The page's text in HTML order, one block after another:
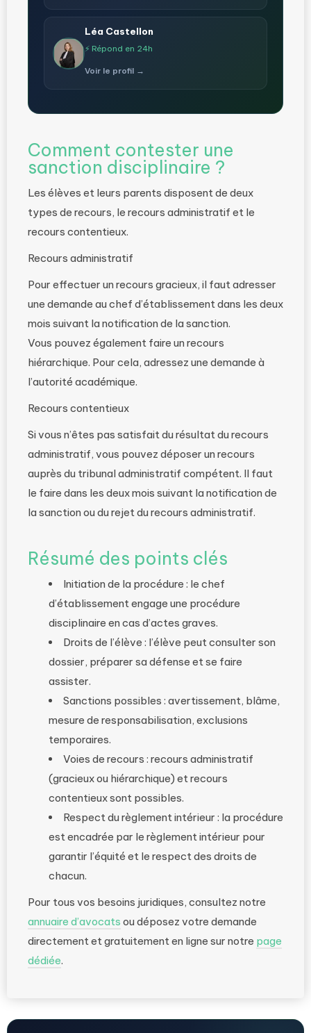
Léa Castellon
⚡ Répond en 24h
Voir le profil →
Comment contester une
sanction disciplinaire ?
Les élèves et leurs parents disposent de deux
types de recours, le recours administratif et le
recours contentieux.
Recours administratif
Pour effectuer un recours gracieux, il faut adresser
une demande au chef d’établissement dans les deux
mois suivant la notification de la sanction.
Vous pouvez également faire un recours
hiérarchique. Pour cela, adressez une demande à
l’autorité académique.
Recours contentieux
Si vous n’êtes pas satisfait du résultat du recours
administratif, vous pouvez déposer un recours
auprès du tribunal administratif compétent. Il faut
le faire dans les deux mois suivant la notification de
la sanction ou du rejet du recours administratif.
Résumé des points clés
Initiation de la procédure : le chef
d’établissement engage une procédure
disciplinaire en cas d’actes graves.
Droits de l’élève : l’élève peut consulter son
dossier, préparer sa défense et se faire
assister.
Sanctions possibles : avertissement, blâme,
mesure de responsabilisation, exclusions
temporaires.
Voies de recours : recours administratif
(gracieux ou hiérarchique) et recours
contentieux sont possibles.
Respect du règlement intérieur : la procédure
est encadrée par le règlement intérieur pour
garantir l’équité et le respect des droits de
chacun.
Pour tous vos besoins juridiques, consultez notre
annuaire d’avocats ou déposez votre demande
directement et gratuitement en ligne sur notre page
dédiée.